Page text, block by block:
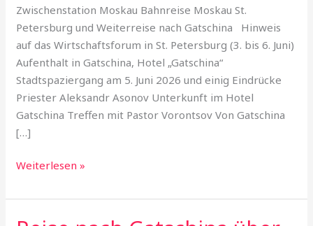
Zwischenstation Moskau Bahnreise Moskau St.
Petersburg und Weiterreise nach Gatschina Hinweis
auf das Wirtschaftsforum in St. Petersburg (3. bis 6. Juni)
Aufenthalt in Gatschina, Hotel „Gatschina“
Stadtspaziergang am 5. Juni 2026 und einig Eindrücke
Priester Aleksandr Asonov Unterkunft im Hotel
Gatschina Treffen mit Pastor Vorontsov Von Gatschina
[…]
Weiterlesen »
Reise